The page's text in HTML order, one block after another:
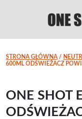
STRONA GŁÓWNA /
600ML ODŚWIEŻACZ
ONE SHOT